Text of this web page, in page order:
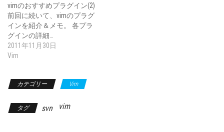
vimのおすすめプラグイン(2)
前回に続いて、vimのプラグ
インを紹介＆メモ。 各プラ
グインの詳細…
2011年11月30日
Vim
カテゴリー Vim
タグ svn vim